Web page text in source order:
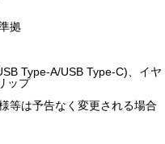
拠
Type-A/USB Type-C)、イヤ
ップ
等は予告なく変更される場合